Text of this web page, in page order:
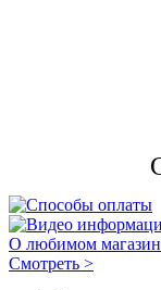
О любимом
Смотреть >